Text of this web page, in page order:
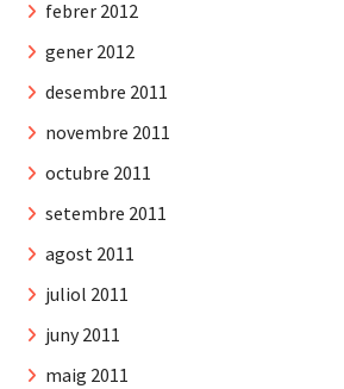
febrer 2012
gener 2012
desembre 2011
novembre 2011
octubre 2011
setembre 2011
agost 2011
juliol 2011
juny 2011
maig 2011